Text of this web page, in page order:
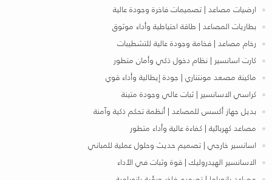
ارضيات مصاعد | تصميمات فاخرة وجودة عالية
بطاريات المصاعد | طاقة احتياطية وأداء موثوق
رخام مصاعد | فخامة وجودة عالية للتشطيبات
كارت اسانسير | نظام دخول ذكي وأمان متطور
ماكينة مصعد مونتناري | جودة إيطالية وأداء قوي
كراسي الاسانسير | ثبات عالي وجودة متينة
بديل جهاز أكسس للمصاعد | أنظمة تحكم ذكية وآمنة
مصاعد كهربائية | كفاءة عالية وأداء متطور
اسانسير خارجي | تصميم حديث وحلول عملية للمباني
الاسانسير الهيدروليك | قوة وثبات في الأداء